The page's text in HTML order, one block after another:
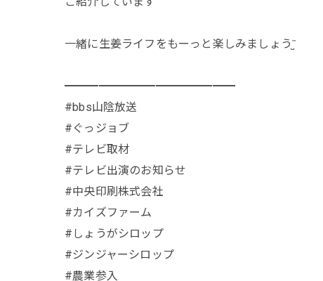
一緒に生姜ライフをもーっと楽しみましょう¨̮
━━━━━━━━━━━━━━━
#bbs山陰放送
#ぐっジョブ
#テレビ取材
#テレビ出演のお知らせ
#中央印刷株式会社
#カイズファーム
#しょうがシロップ
#ジンジャーシロップ
#農業参入